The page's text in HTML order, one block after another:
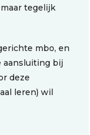
tegelijk
mbo, en
aansluiting bij
deze
leren) wil